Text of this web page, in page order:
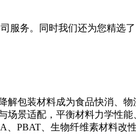
服务。同时我们还为您精选了
包装材料成为食品快消、
景适配，平衡材料力学性
PBAT、生物纤维素材料改